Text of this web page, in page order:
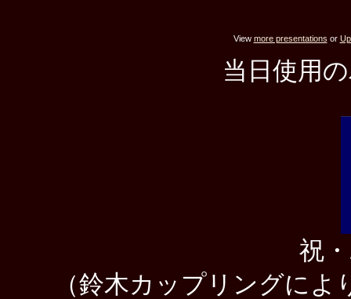
View more presentations or
当日使用
祝
（鈴木カップリングに